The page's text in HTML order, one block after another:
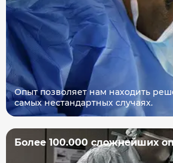
Опыт позволяет нам находить
самых нестандартных случаях.
Более 100.000 сложнейших